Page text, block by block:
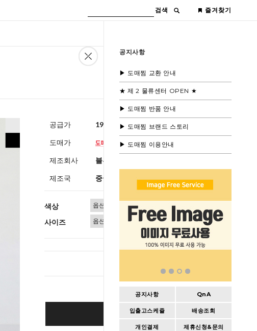
검색 즐겨찾기
공지사항
▶ 도매찜 교환 안내
★ 제 2 물류센터 OPEN ★
▶ 도매찜 반품 안내
▶ 도매찜 브랜드 스토리
▶ 도매찜 이용안내
공지사항 QnA
입출고스케쥴 배송조회
개인결제 제휴신청&문의
공급가 19,600원(부가세별도)
도매가
제조회사 블루모드수입
제조국 중국
색상
사이즈
BUY IT NOW